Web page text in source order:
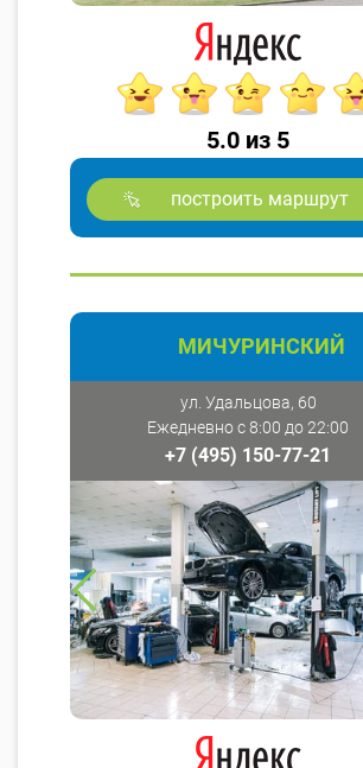
5.0 из 5
построить маршрут
МИЧУРИНСКИЙ
ул. Удальцова, 60
Ежедневно с 8:00 до 22:00
+7 (495) 150-77-21